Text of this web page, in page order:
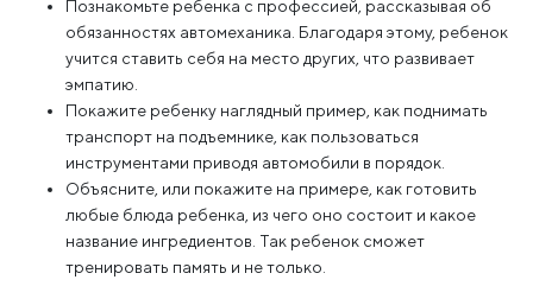
Познакомьте ребенка с профессией, рассказывая об
обязанностях автомеханика. Благодаря этому, ребенок
учится ставить себя на место других, что развивает
эмпатию.
Покажите ребенку наглядный пример, как поднимать
транспорт на подъемнике, как пользоваться
инструментами приводя автомобили в порядок.
Объясните, или покажите на примере, как готовить
любые блюда ребенка, из чего оно состоит и какое
название ингредиентов. Так ребенок сможет
тренировать память и не только.